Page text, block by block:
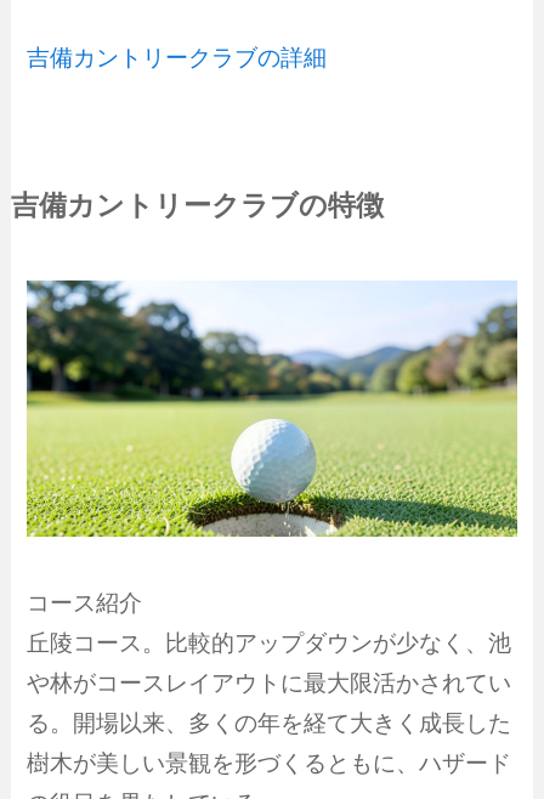
吉備カントリークラブの詳細
吉備カントリークラブの特徴
コース紹介
丘陵コース。比較的アップダウンが少なく、池
や林がコースレイアウトに最大限活かされてい
る。開場以来、多くの年を経て大きく成長した
樹木が美しい景観を形づくるともに、ハザード